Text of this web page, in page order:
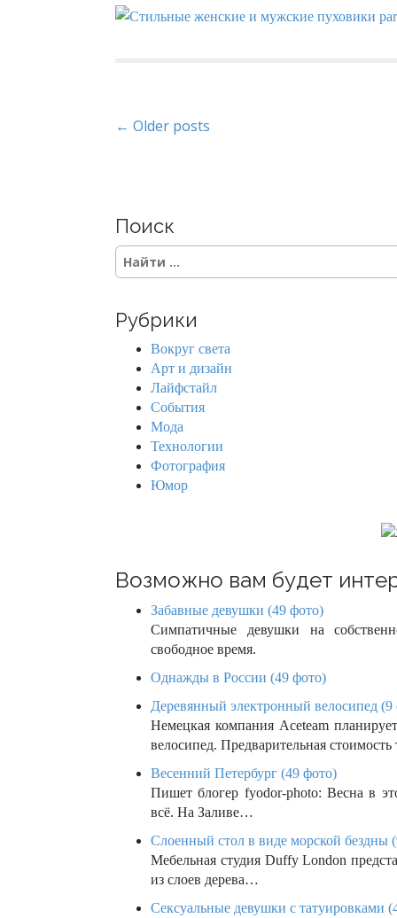
P
t
s
n
a
o
← Older posts
Поиск
S
e
c
Рубрики
Вокруг света
Арт и дизайн
Лайфстайл
События
Мода
Технологии
Фотография
Юмор
Возможно вам будет
Забавные девушки (49 фото)
Симпатичные девушки на
свободное время.
Однажды в России (49 фото)
Деревянный электронный велосипед (9
Немецкая компания Aceteam
велосипед. Предварительная
Весенний Петербург (49 фото)
Пишет блогер fyodor-photo: Весна в
всё. На Заливе…
Слоенный стол в виде морской бездны
Мебельная студия Duffy London
из слоев дерева…
Сексуальные девушки с татуировками